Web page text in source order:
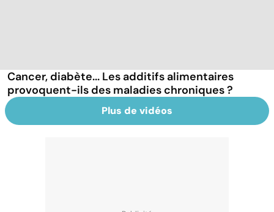
Cancer, diabète... Les additifs alimentaires
provoquent-ils des maladies chroniques ?
Plus de vidéos